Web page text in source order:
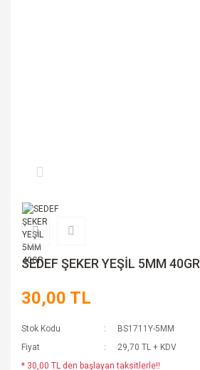
SEDEF ŞEKER YEŞİL 5MM 40GR
30,00 TL
Stok Kodu
BS1711Y-5MM
Fiyat
29,70 TL + KDV
* 30,00 TL den başlayan taksitlerle!!